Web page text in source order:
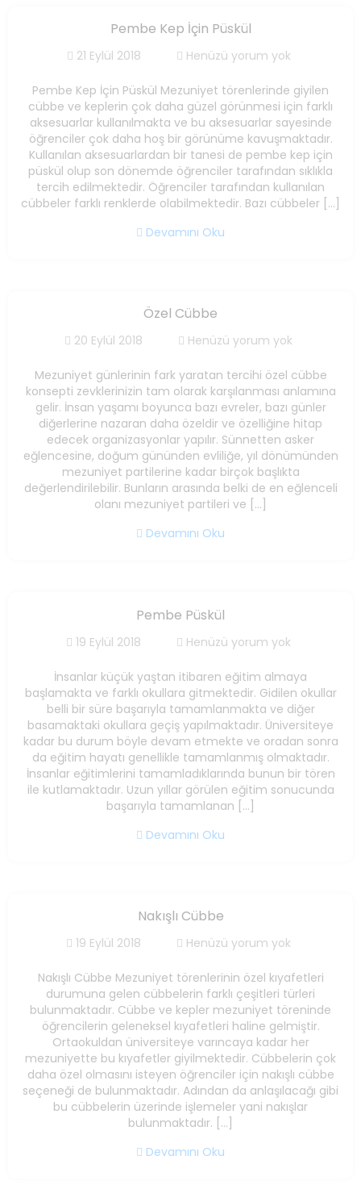
Pembe Kep İçin Püskül
21 Eylül 2018 Henüzü yorum yok
Pembe Kep İçin Püskül Mezuniyet törenlerinde giyilen
cübbe ve keplerin çok daha güzel görünmesi için farklı
aksesuarlar kullanılmakta ve bu aksesuarlar sayesinde
öğrenciler çok daha hoş bir görünüme kavuşmaktadır.
Kullanılan aksesuarlardan bir tanesi de pembe kep için
püskül olup son dönemde öğrenciler tarafından sıklıkla
tercih edilmektedir. Öğrenciler tarafından kullanılan
cübbeler farklı renklerde olabilmektedir. Bazı cübbeler […]
Devamını Oku
Özel Cübbe
20 Eylül 2018 Henüzü yorum yok
Mezuniyet günlerinin fark yaratan tercihi özel cübbe
konsepti zevklerinizin tam olarak karşılanması anlamına
gelir. İnsan yaşamı boyunca bazı evreler, bazı günler
diğerlerine nazaran daha özeldir ve özelliğine hitap
edecek organizasyonlar yapılır. Sünnetten asker
eğlencesine, doğum gününden evliliğe, yıl dönümünden
mezuniyet partilerine kadar birçok başlıkta
değerlendirilebilir. Bunların arasında belki de en eğlenceli
olanı mezuniyet partileri ve […]
Devamını Oku
Pembe Püskül
19 Eylül 2018 Henüzü yorum yok
İnsanlar küçük yaştan itibaren eğitim almaya
başlamakta ve farklı okullara gitmektedir. Gidilen okullar
belli bir süre başarıyla tamamlanmakta ve diğer
basamaktaki okullara geçiş yapılmaktadır. Üniversiteye
kadar bu durum böyle devam etmekte ve oradan sonra
da eğitim hayatı genellikle tamamlanmış olmaktadır.
İnsanlar eğitimlerini tamamladıklarında bunun bir tören
ile kutlamaktadır. Uzun yıllar görülen eğitim sonucunda
başarıyla tamamlanan […]
Devamını Oku
Nakışlı Cübbe
19 Eylül 2018 Henüzü yorum yok
Nakışlı Cübbe Mezuniyet törenlerinin özel kıyafetleri
durumuna gelen cübbelerin farklı çeşitleri türleri
bulunmaktadır. Cübbe ve kepler mezuniyet töreninde
öğrencilerin geleneksel kıyafetleri haline gelmiştir.
Ortaokuldan üniversiteye varıncaya kadar her
mezuniyette bu kıyafetler giyilmektedir. Cübbelerin çok
daha özel olmasını isteyen öğrenciler için nakışlı cübbe
seçeneği de bulunmaktadır. Adından da anlaşılacağı gibi
bu cübbelerin üzerinde işlemeler yani nakışlar
bulunmaktadır. […]
Devamını Oku